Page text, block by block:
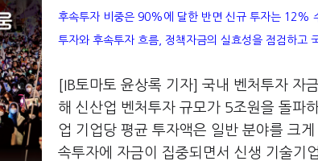
후속투자 비중은 90%에 달한 반면 신규 투자는 12%
투자와 후속투자 흐름, 정책자금의 실효성을 점검하고
[IB토마토 윤상록 기자] 국내 벤처투자 자
해 신산업 벤처투자 규모가 5조원을 돌파
업 기업당 평균 투자액은 일반 분야를 크
속투자에 자금이 집중되면서 신생 기술기